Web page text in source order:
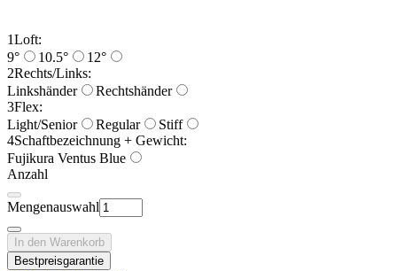
1Loft:
9°
10.5°
12°
2Rechts/Links:
Linkshänder
Rechtshänder
3Flex:
Light/Senior
Regular
Stiff
4Schaftbezeichnung + Gewicht:
Fujikura Ventus Blue
Anzahl
Mengenauswahl
In den Warenkorb
Bestpreisgarantie